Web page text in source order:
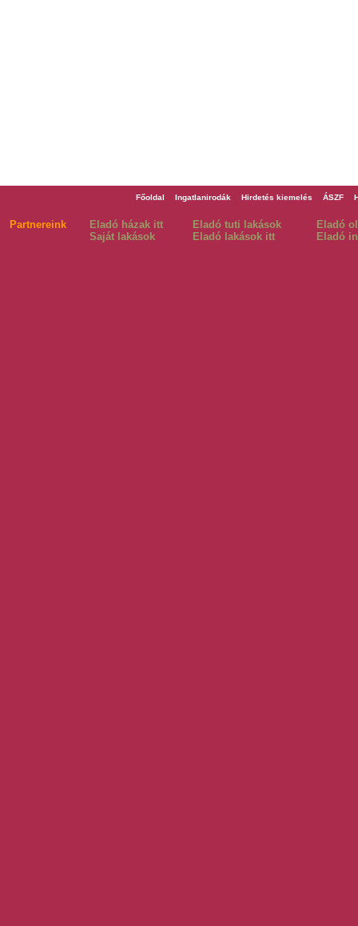
Főoldal Ingatlanirodák Hirdetés kiemelés ÁSZF
Partnereink Eladó házak itt Eladó tuti lakások
Eladó
Saját lakások
Eladó lakások itt Eladó